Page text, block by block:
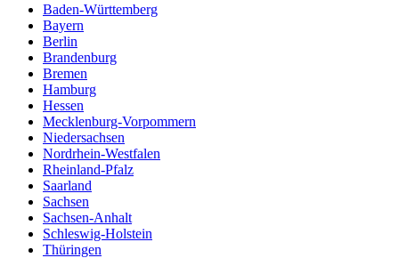
Baden-Württemberg
Bayern
Berlin
Brandenburg
Bremen
Hamburg
Hessen
Mecklenburg-Vorpommern
Niedersachsen
Nordrhein-Westfalen
Rheinland-Pfalz
Saarland
Sachsen
Sachsen-Anhalt
Schleswig-Holstein
Thüringen